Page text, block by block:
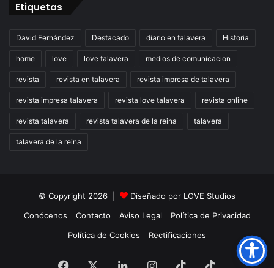
Etiquetas
David Fernández Destacado diario en talavera Historia
home love love talavera medios de comunicacion
revista revista en talavera revista impresa de talavera
revista impresa talavera revista love talavera revista online
revista talavera revista talavera de la reina talavera
talavera de la reina
© Copyright 2026 | Diseñado por LOVE Studios
Conócenos
Contacto Aviso Legal
Política de Privacidad
Política de Cookies
Rectificaciones
Facebook LinkedInInstagram
TikTok